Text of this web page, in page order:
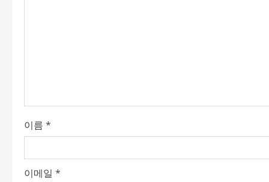
o
n
이름 *
이메일 *